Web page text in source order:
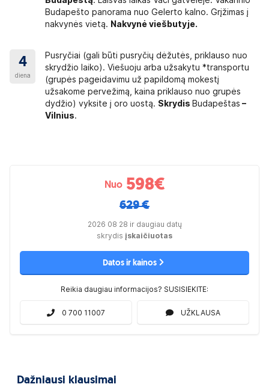
Budapešto panorama nuo Gelerto kalno. Grįžimas į
nakvynės vietą. Nakvynė viešbutyje.
4
diena
Pusryčiai (gali būti pusryčių dėžutės, priklauso nuo
skrydžio laiko). Viešuoju arba užsakytu *transportu
(grupės pageidavimu už papildomą mokestį
užsakome pervežimą, kaina priklauso nuo grupės
dydžio) vyksite į oro uostą. Skrydis Budapeštas –
Vilnius.
Nuo 598€
629 €
2026 08 28 ir daugiau datų
skrydis įskaičiuotas
Datos ir kainos
Reikia daugiau informacijos? SUSISIEKITE:
0 700 11007 UŽKLAUSA
Dažniausi klausimai